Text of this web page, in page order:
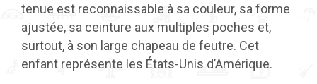
tenue est reconnaissable à sa couleur, sa forme
ajustée, sa ceinture aux multiples poches et,
surtout, à son large chapeau de feutre. Cet
enfant représente les États-Unis d’Amérique.